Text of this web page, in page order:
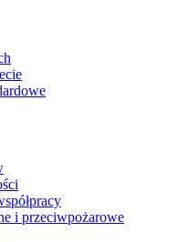
i przeciwpożarowe